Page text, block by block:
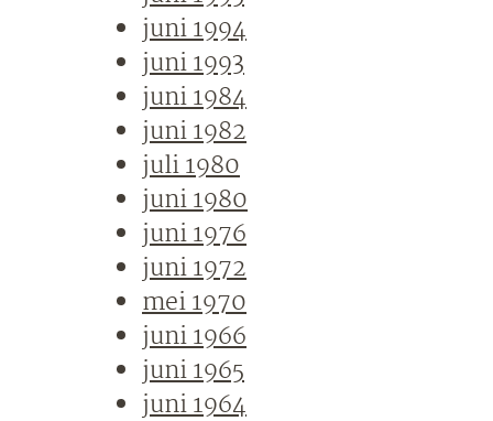
juni 1994
juni 1993
juni 1984
juni 1982
juli 1980
juni 1980
juni 1976
juni 1972
mei 1970
juni 1966
juni 1965
juni 1964